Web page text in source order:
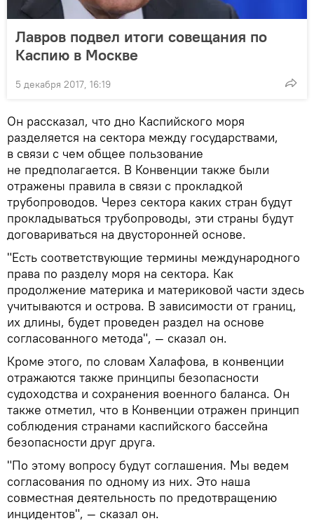
Лавров подвел итоги совещания по
Каспию в Москве
5 декабря 2017, 16:19
Он рассказал, что дно Каспийского моря
разделяется на сектора между государствами,
в связи с чем общее пользование
не предполагается. В Конвенции также были
отражены правила в связи с прокладкой
трубопроводов. Через сектора каких стран будут
прокладываться трубопроводы, эти страны будут
договариваться на двусторонней основе.
"Есть соответствующие термины международного
права по разделу моря на сектора. Как
продолжение материка и материковой части здесь
учитываются и острова. В зависимости от границ,
их длины, будет проведен раздел на основе
согласованного метода", — сказал он.
Кроме этого, по словам Халафова, в конвенции
отражаются также принципы безопасности
судоходства и сохранения военного баланса. Он
также отметил, что в Конвенции отражен принцип
соблюдения странами каспийского бассейна
безопасности друг друга.
"По этому вопросу будут соглашения. Мы ведем
согласования по одному из них. Это наша
совместная деятельность по предотвращению
инцидентов", — сказал он.